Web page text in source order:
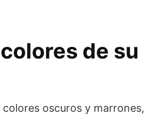
de su
oscuros y marrones,